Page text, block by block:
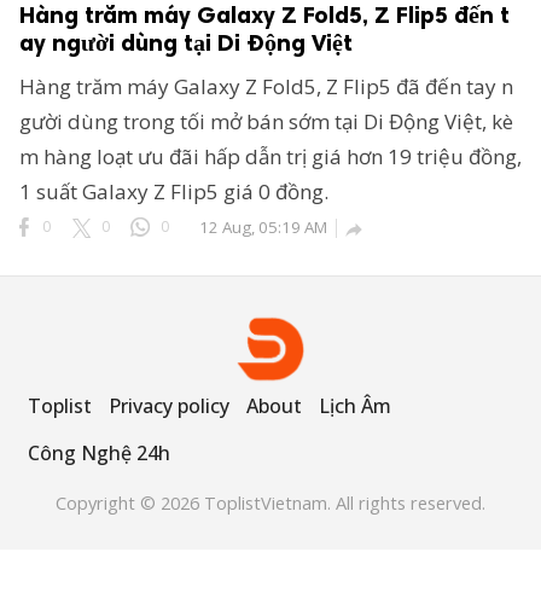
Nghệ 24h
Hàng trăm máy Galaxy Z Fold5, Z Flip5 đến t
ay người dùng tại Di Động Việt
Hàng trăm máy Galaxy Z Fold5, Z Flip5 đã đến tay n
gười dùng trong tối mở bán sớm tại Di Động Việt, kè
m hàng loạt ưu đãi hấp dẫn trị giá hơn 19 triệu đồng,
1 suất Galaxy Z Flip5 giá 0 đồng.
0 0 0 12 Aug, 05:19 AM 
Toplist Privacy policy About
Lịch Âm
Công Nghệ 24h
Copyright © 2026 ToplistVietnam. All rights reserved.